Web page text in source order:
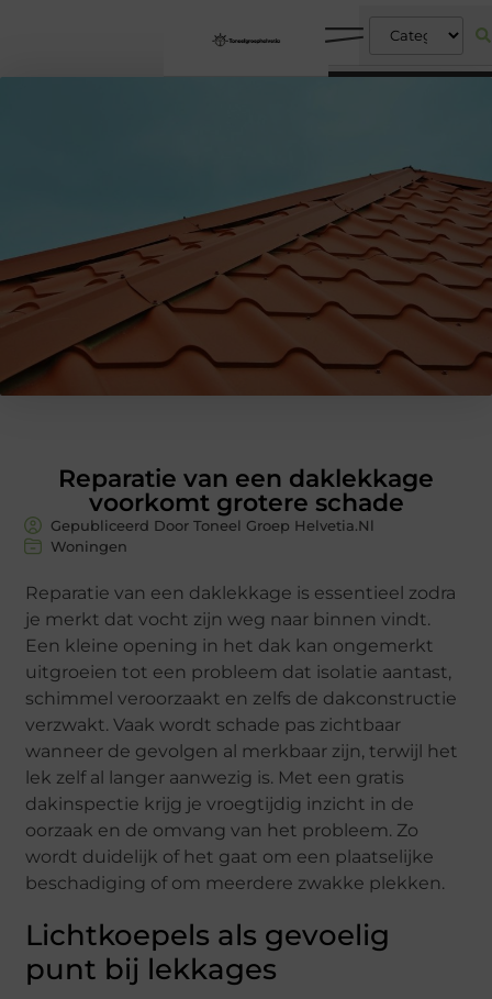
Reparatie van een daklekkage
voorkomt grotere schade
Gepubliceerd Door Toneel Groep Helvetia.nl
Woningen
Reparatie van een daklekkage is essentieel zodra
je merkt dat vocht zijn weg naar binnen vindt.
Een kleine opening in het dak kan ongemerkt
uitgroeien tot een probleem dat isolatie aantast,
schimmel veroorzaakt en zelfs de dakconstructie
verzwakt. Vaak wordt schade pas zichtbaar
wanneer de gevolgen al merkbaar zijn, terwijl het
lek zelf al langer aanwezig is. Met een gratis
dakinspectie krijg je vroegtijdig inzicht in de
oorzaak en de omvang van het probleem. Zo
wordt duidelijk of het gaat om een plaatselijke
beschadiging of om meerdere zwakke plekken.
Lichtkoepels als gevoelig
punt bij lekkages